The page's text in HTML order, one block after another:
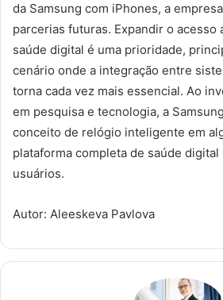
da Samsung com iPhones, a
parcerias futuras. Expandir o acesso
saúde digital é uma prioridade,
cenário onde a integração entre
torna cada vez mais essencial. Ao
em pesquisa e tecnologia, a
conceito de relógio inteligente em
plataforma completa de saúde digital
usuários.
Autor: Aleeskeva Pavlova